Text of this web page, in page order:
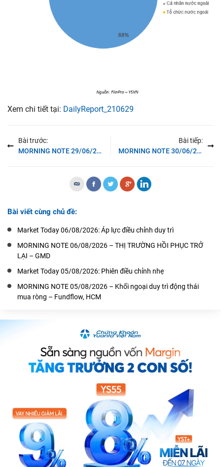
Xem chi tiết tại: DailyReport_210629
Bài trước:
MORNING NOTE 29/06/2021 – Xu hướng ngắn hạn nâng lên mức TĂNG – HDB
Bài tiếp:
MORNING NOTE 30/06/2021 –Thị trường chưa thể xuất hiện nhịp điều chỉnh mạnh – ANV, VHC
Bài viết cùng chủ đề:
Market Today 06/08/2026: Áp lực điều chỉnh duy trì
MORNING NOTE 06/08/2026 – THỊ TRƯỜNG HỒI PHỤC TRỞ
LẠI – GMD
Market Today 05/08/2026: Phiên điều chỉnh nhẹ
MORNING NOTE 05/08/2026 – Khối ngoại duy trì động thái
mua ròng – Fundflow, HCM